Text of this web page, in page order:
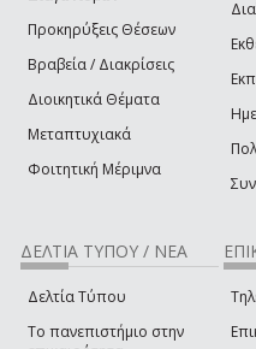
Προκηρύξεις Θέσεων
Βραβεία / Διακρίσεις
Διοικητικά Θέματα
Μεταπτυχιακά
Φοιτητική Μέριμνα
ΔΕΛΤΙΑ ΤΥΠΟΥ / ΝΕΑ
Δελτία Τύπου
Το πανεπιστήμιο στην